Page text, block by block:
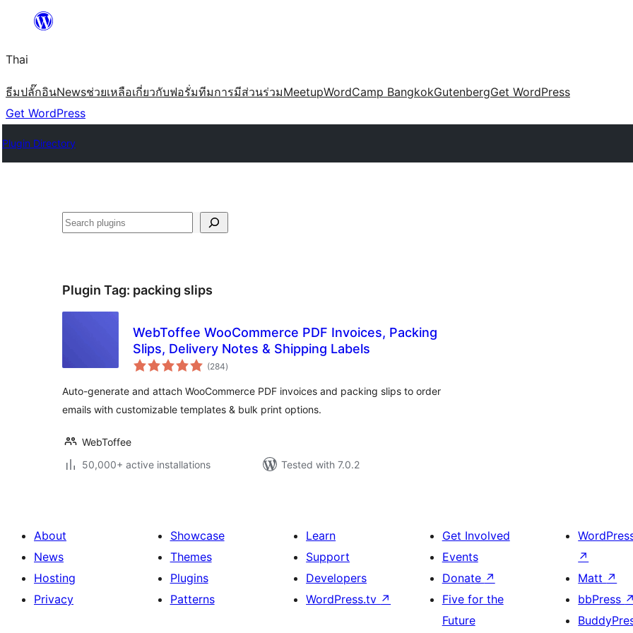
ยัง
เนื้อหา
Thai
ธีมปลั๊กอินNewsช่วยเหลือเกี่ยวกับฟอรั่มทีมการมีส่วนร่วมMeetupWordCamp BangkokGutenbergGet WordPress
Get WordPress
Plugin Directory
ค้นหา
Plugin Tag: packing slips
WebToffee WooCommerce PDF Invoices, Packing
Slips, Delivery Notes & Shipping Labels
(284total
ratings
)
Auto-generate and attach WooCommerce PDF invoices and packing slips to order
emails with customizable templates & bulk print options.
WebToffee
50,000+ active installations
Tested with 7.0.2
About
News
Hosting
Privacy
Showcase
Themes
Plugins
Patterns
Learn
Support
Developers
WordPress.tv ↗
Get Involved
Events
Donate ↗
Five for the
Future
↗
Matt ↗
bbPress ↗